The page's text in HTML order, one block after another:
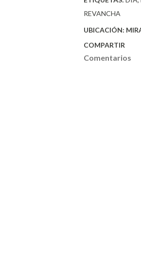
REVANCHA
UBICACIÓN:
COMPARTIR
Comentarios